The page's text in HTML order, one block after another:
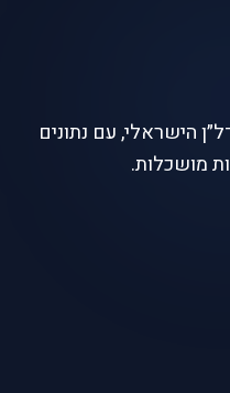
הישראלי, עם נתונים
מושכלות.